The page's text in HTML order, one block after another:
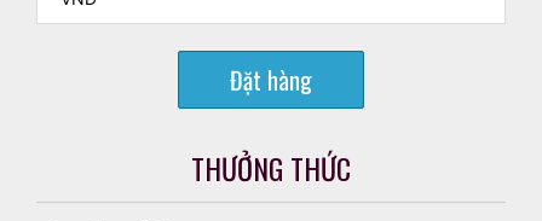
Đặt hàng
THƯỞNG THỨC